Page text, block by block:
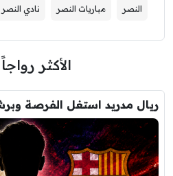
النصر مباريات النصر نادي النصر
الأكثر
ريال مدريد استغل الفرصة